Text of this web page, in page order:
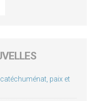
paix et